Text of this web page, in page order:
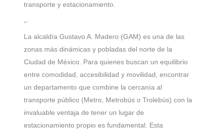
transporte y estacionamiento.
“`
La alcaldía Gustavo A. Madero (GAM) es una de las
zonas más dinámicas y pobladas del norte de la
Ciudad de México. Para quienes buscan un equilibrio
entre comodidad, accesibilidad y movilidad, encontrar
un departamento que combine la cercanía al
transporte público (Metro, Metrobús o Trolebús) con la
invaluable ventaja de tener un lugar de
estacionamiento propio es fundamental. Esta